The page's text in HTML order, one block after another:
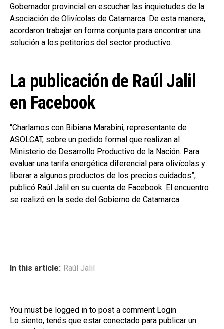
Gobernador provincial en escuchar las inquietudes de la
Asociación de Olivícolas de Catamarca. De esta manera,
acordaron trabajar en forma conjunta para encontrar una
solución a los petitorios del sector productivo.
La publicación de Raúl Jalil
en Facebook
“Charlamos con Bibiana Marabini, representante de
ASOLCAT, sobre un pedido formal que realizan al
Ministerio de Desarrollo Productivo de la Nación. Para
evaluar una tarifa energética diferencial para olivícolas y
liberar a algunos productos de los precios cuidados”,
publicó Raúl Jalil en su cuenta de Facebook. El encuentro
se realizó en la sede del Gobierno de Catamarca.
In this article: Raúl Jalil
You must be logged in to post a comment Login
Lo siento, tenés que estar conectado para publicar un